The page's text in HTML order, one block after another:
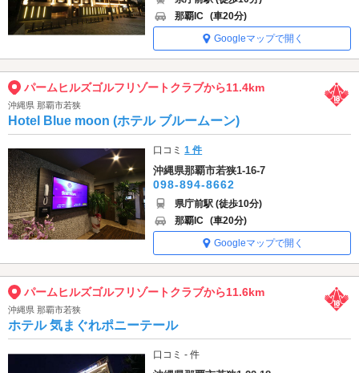
那覇IC (車20分)
Googleマップで開く
パームヒルズゴルフリゾートクラブから11.4km
沖縄県 那覇市若狭
Hotel Blue moon (ホテル ブルームーン)
口コミ1 件
沖縄県那覇市若狭1-16-7
098-894-8662
県庁前駅 (徒歩10分)
那覇IC (車20分)
Googleマップで開く
パームヒルズゴルフリゾートクラブから11.6km
沖縄県 那覇市若狭
ホテル 気まぐれポニーテール
口コミ - 件